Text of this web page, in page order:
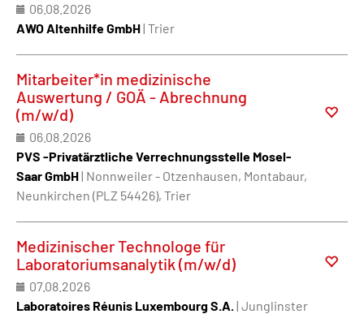
06.08.2026
AWO Altenhilfe GmbH| Trier
Mitarbeiter*in medizinische
Auswertung / GOÄ - Abrechnung
(m/w/d)
06.08.2026
PVS -Privatärztliche Verrechnungsstelle Mosel-
Saar GmbH| Nonnweiler - Otzenhausen, Montabaur,
Neunkirchen (PLZ 54426), Trier
Medizinischer Technologe für
Laboratoriumsanalytik (m/w/d)
07.08.2026
Laboratoires Réunis Luxembourg S.A.| Junglinster